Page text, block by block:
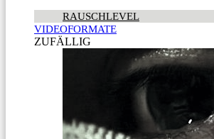
RAUSCHLEVEL
VIDEOFORMATE
ZUFÄLLIG